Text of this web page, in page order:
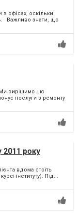
офісах, оскільки
Важливо знати, що
вирішимо цю
послуги з ремонту
року
вдома стоїть
інституту). Під...